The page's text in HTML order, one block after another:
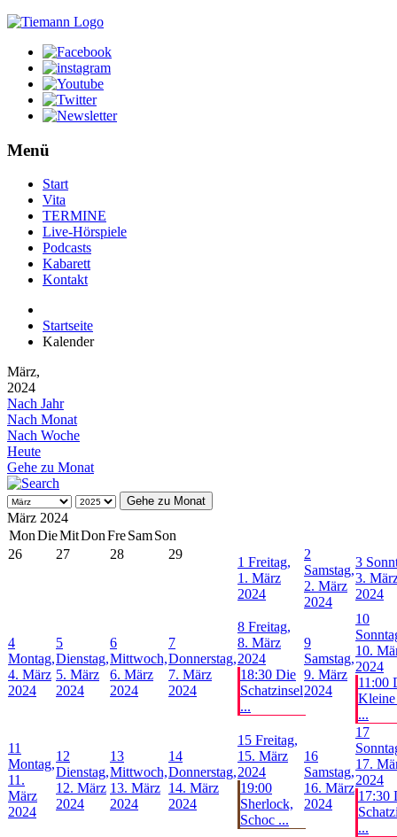
Menü
Start
Vita
TERMINE
Live-Hörspiele
Podcasts
Kabarett
Kontakt
Startseite
Kalender
März,
2024
Nach Jahr
Nach Monat
Nach Woche
Heute
Gehe zu Monat
Gehe zu Monat
März 2024
MonDieMitDonFreSamSon
26
27 28 29
1 Freitag,
1. März
2024
2
Samstag,
2. März
2024
3
3.
2024
4
Montag,
4. März
2024
5
Dienstag,
5. März
2024
6
Mittwoch,
6. März
2024
7
Donnerstag,
7. März
2024
8 Freitag,
8. März
2024
18:30 Die
Schatzinsel
...
9
Samstag,
9. März
2024
10
10.
2024
11:00
...
11
Montag,
11.
März
2024
12
Dienstag,
12. März
2024
13
Mittwoch,
13. März
2024
14
Donnerstag,
14. März
2024
15 Freitag,
15. März
2024
19:00
Sherlock,
Schoc ...
16
Samstag,
16. März
2024
17
17.
2024
17:30
...